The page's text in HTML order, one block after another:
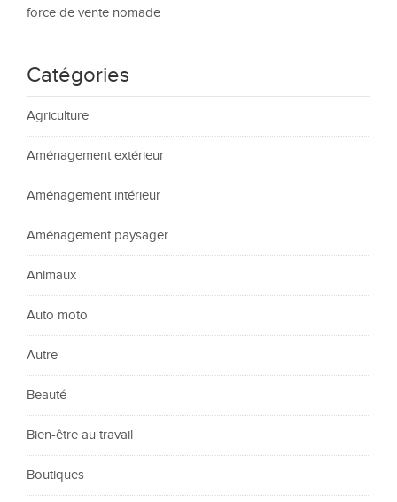
force de vente nomade
Catégories
Agriculture
Aménagement extérieur
Aménagement intérieur
Aménagement paysager
Animaux
Auto moto
Autre
Beauté
Bien-être au travail
Boutiques